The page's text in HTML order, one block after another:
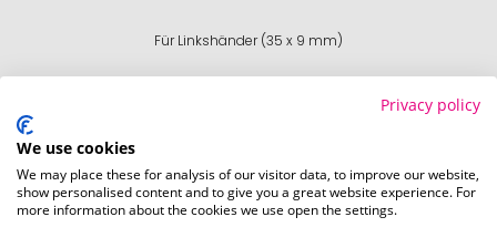
Für Linkshänder (35 x 9 mm)
Verfügbare Farben
Privacy policy
We use cookies
We may place these for analysis of our visitor data, to improve our website,
show personalised content and to give you a great website experience. For
more information about the cookies we use open the settings.